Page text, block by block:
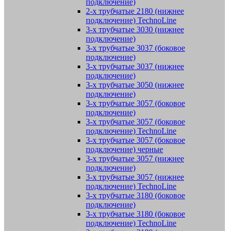
подключение)
2-х трубчатые 2180 (нижнее
подключение) TechnoLine
3-х трубчатые 3030 (нижнее
подключение)
3-х трубчатые 3037 (боковое
подключение)
3-х трубчатые 3037 (нижнее
подключение)
3-х трубчатые 3050 (нижнее
подключение)
3-х трубчатые 3057 (боковое
подключение)
3-х трубчатые 3057 (боковое
подключение) TechnoLine
3-х трубчатые 3057 (боковое
подключение) черные
3-х трубчатые 3057 (нижнее
подключение)
3-х трубчатые 3057 (нижнее
подключение) TechnoLine
3-х трубчатые 3180 (боковое
подключение)
3-х трубчатые 3180 (боковое
подключение) TechnoLine